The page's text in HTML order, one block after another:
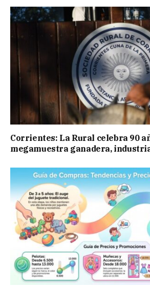
Corrientes: La Rural celebra 90
megamuestra ganadera,